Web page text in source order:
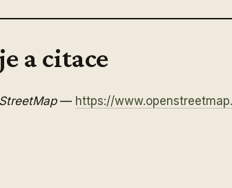
a citace
— https://